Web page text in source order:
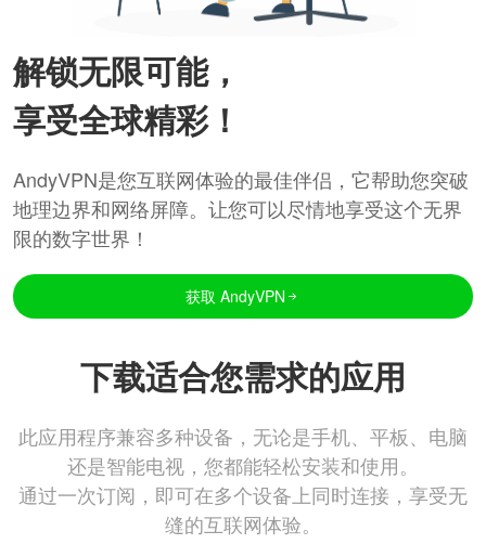
解锁无限可能，
享受全球精彩！
AndyVPN是您互联网体验的最佳伴侣，它帮助您突破
地理边界和网络屏障。让您可以尽情地享受这个无界
限的数字世界！
获取 AndyVPN
下载适合您需求的应用
此应用程序兼容多种设备，无论是手机、平板、电脑
还是智能电视，您都能轻松安装和使用。
通过一次订阅，即可在多个设备上同时连接，享受无
缝的互联网体验。